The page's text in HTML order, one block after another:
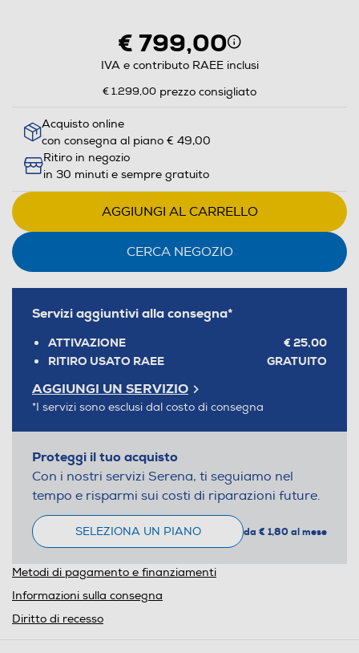
Calcolatore
risparmio
di
Youreko.
€ 799,00
IVA e contributo RAEE inclusi
€ 1.299,00 prezzo consigliato
Acquisto online
con consegna al piano € 49,00
Ritiro in negozio
in 30 minuti e sempre gratuito
AGGIUNGI AL CARRELLO
CERCA NEGOZIO
Servizi aggiuntivi alla consegna*
ATTIVAZIONE
€ 25,00
RITIRO USATO RAEE
GRATUITO
AGGIUNGI UN SERVIZIO
*I servizi sono esclusi dal costo di consegna
Proteggi il tuo acquisto
Con i nostri servizi Serena, ti seguiamo nel
tempo e risparmi sui costi di riparazioni future.
SELEZIONA UN PIANO da € 1,80 al mese
Metodi di pagamento e finanziamenti
Informazioni sulla consegna
Diritto di recesso